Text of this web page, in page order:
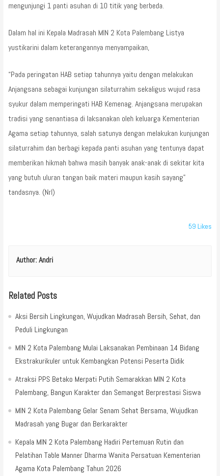
mengunjungi 1 panti asuhan di 10 titik yang berbeda.
Dalam hal ini Kepala Madrasah MIN 2 Kota Palembang Listya
yustikarini dalam keterangannya menyampaikan,
“Pada peringatan HAB setiap tahunnya yaitu dengan melakukan
Anjangsana sebagai kunjungan silaturrahim sekaligus wujud rasa
syukur dalam memperingati HAB Kemenag. Anjangsana merupakan
tradisi yang senantiasa di laksanakan oleh keluarga Kementerian
Agama setiap tahunnya, salah satunya dengan melakukan kunjungan
silaturrahim dan berbagi kepada panti asuhan yang tentunya dapat
memberikan hikmah bahwa masih banyak anak-anak di sekitar kita
yang butuh uluran tangan baik materi maupun kasih sayang”
tandasnya. (Nrl)
59 Likes
Author:Andri
Related Posts
Aksi Bersih Lingkungan, Wujudkan Madrasah Bersih, Sehat, dan
Peduli Lingkungan
MIN 2 Kota Palembang Mulai Laksanakan Pembinaan 14 Bidang
Ekstrakurikuler untuk Kembangkan Potensi Peserta Didik
Atraksi PPS Betako Merpati Putih Semarakkan MIN 2 Kota
Palembang, Bangun Karakter dan Semangat Berprestasi Siswa
MIN 2 Kota Palembang Gelar Senam Sehat Bersama, Wujudkan
Madrasah yang Bugar dan Berkarakter
Kepala MIN 2 Kota Palembang Hadiri Pertemuan Rutin dan
Pelatihan Table Manner Dharma Wanita Persatuan Kementerian
Agama Kota Palembang Tahun 2026